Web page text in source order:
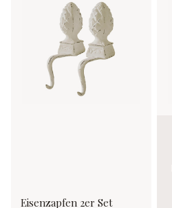
Eisenzapfen 2er Set